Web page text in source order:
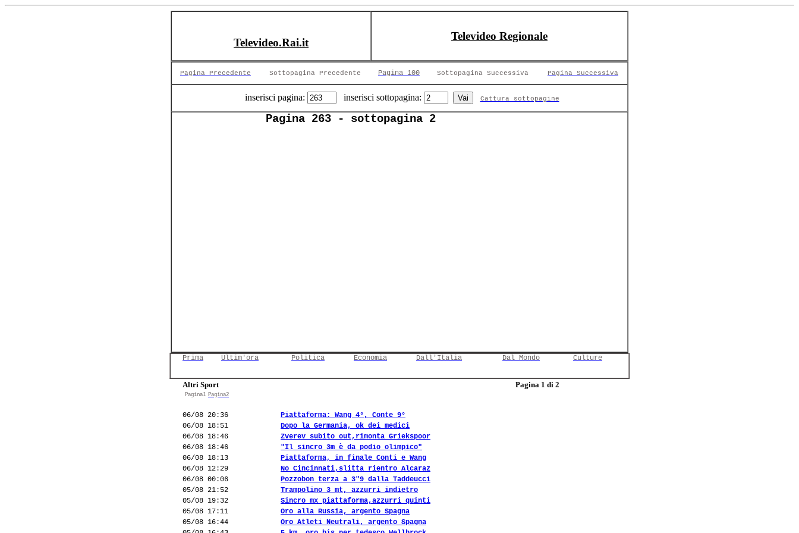
Televideo.Rai.it
Televideo Regionale
Pagina Precedente Sottopagina Precedente Pagina 100 Sottopagina Successiva Pagina Successiva
inserisci pagina: inserisci sottopagina: Cattura sottopagine
Pagina 263 - sottopagina 2
Prima Ultim'ora Politica Economia Dall'Italia Dal Mondo Culture
Altri Sport Pagina 1 di 2
Pagina1 Pagina2
06/08 20:36
Piattaforma: Wang 4°, Conte 9°
06/08 18:51
Dopo la Germania, ok dei medici
06/08 18:46
Zverev subito out,rimonta Griekspoor
06/08 18:46
"Il sincro 3m è da podio olimpico"
06/08 18:13
Piattaforma, in finale Conti e Wang
06/08 12:29
No Cincinnati,slitta rientro Alcaraz
06/08 00:06
Pozzobon terza a 3"9 dalla Taddeucci
05/08 21:52
Trampolino 3 mt, azzurri indietro
05/08 19:32
Sincro mx piattaforma,azzurri quinti
05/08 17:11
Oro alla Russia, argento Spagna
05/08 16:44
Oro Atleti Neutrali, argento Spagna